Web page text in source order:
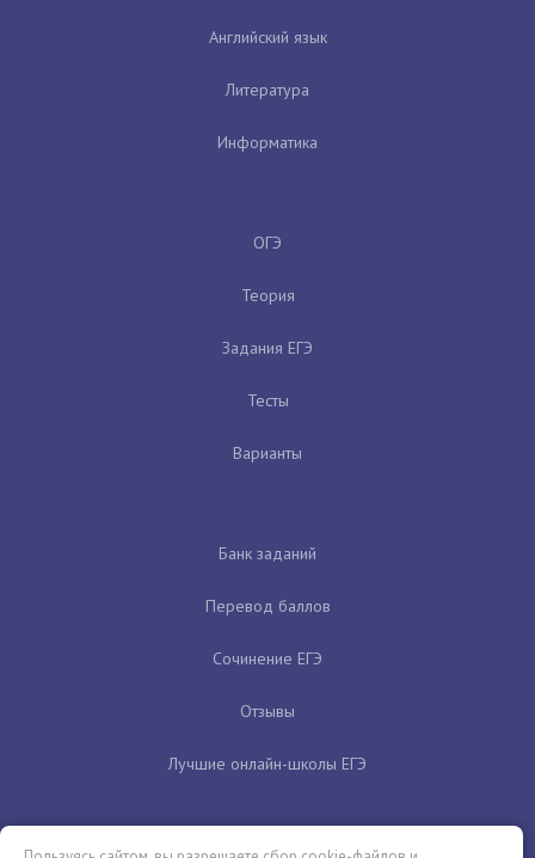
Английский язык
Литература
Информатика
ОГЭ
Теория
Задания ЕГЭ
Тесты
Варианты
Банк заданий
Перевод баллов
Сочинение ЕГЭ
Отзывы
Лучшие онлайн-школы ЕГЭ